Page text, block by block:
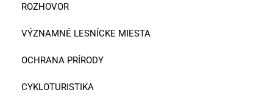
ROZHOVOR
VÝZNAMNÉ LESNÍCKE MIESTA
OCHRANA PRÍRODY
CYKLOTURISTIKA